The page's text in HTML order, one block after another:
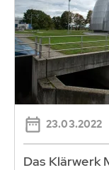
23.03.2022
Das Klärwerk